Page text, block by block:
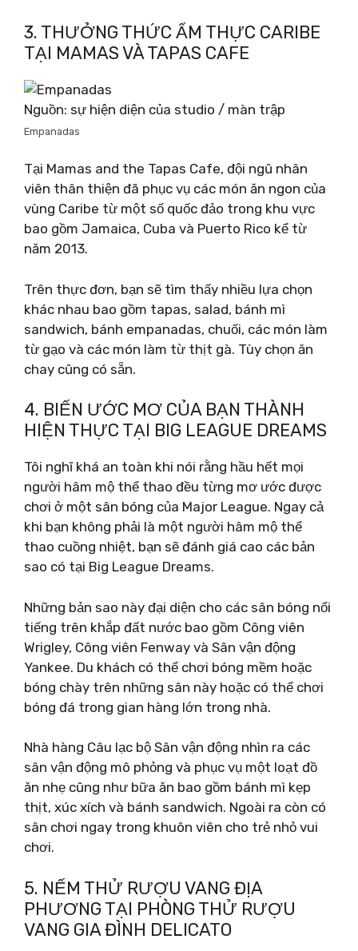
3. THƯỞNG THỨC ẨM THỰC CARIBE
TẠI MAMAS VÀ TAPAS CAFE
Nguồn: sự hiện diện của studio / màn trập
Empanadas
Tại Mamas and the Tapas Cafe, đội ngũ nhân
viên thân thiện đã phục vụ các món ăn ngon của
vùng Caribe từ một số quốc đảo trong khu vực
bao gồm Jamaica, Cuba và Puerto Rico kể từ
năm 2013.
Trên thực đơn, bạn sẽ tìm thấy nhiều lựa chọn
khác nhau bao gồm tapas, salad, bánh mì
sandwich, bánh empanadas, chuối, các món làm
từ gạo và các món làm từ thịt gà. Tùy chọn ăn
chay cũng có sẵn.
4. BIẾN ƯỚC MƠ CỦA BẠN THÀNH
HIỆN THỰC TẠI BIG LEAGUE DREAMS
Tôi nghĩ khá an toàn khi nói rằng hầu hết mọi
người hâm mộ thể thao đều từng mơ ước được
chơi ở một sân bóng của Major League. Ngay cả
khi bạn không phải là một người hâm mộ thể
thao cuồng nhiệt, bạn sẽ đánh giá cao các bản
sao có tại Big League Dreams.
Những bản sao này đại diện cho các sân bóng nổi
tiếng trên khắp đất nước bao gồm Công viên
Wrigley, Công viên Fenway và Sân vận động
Yankee. Du khách có thể chơi bóng mềm hoặc
bóng chày trên những sân này hoặc có thể chơi
bóng đá trong gian hàng lớn trong nhà.
Nhà hàng Câu lạc bộ Sân vận động nhìn ra các
sân vận động mô phỏng và phục vụ một loạt đồ
ăn nhẹ cũng như bữa ăn bao gồm bánh mì kẹp
thịt, xúc xích và bánh sandwich. Ngoài ra còn có
sân chơi ngay trong khuôn viên cho trẻ nhỏ vui
chơi.
5. NẾM THỬ RƯỢU VANG ĐỊA
PHƯƠNG TẠI PHÒNG THỬ RƯỢU
VANG GIA ĐÌNH DELICATO